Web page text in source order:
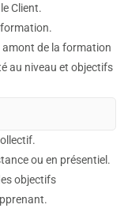
Client.
formation.
amont de la formation
au niveau et objectifs
ou en présentiel.
objectifs